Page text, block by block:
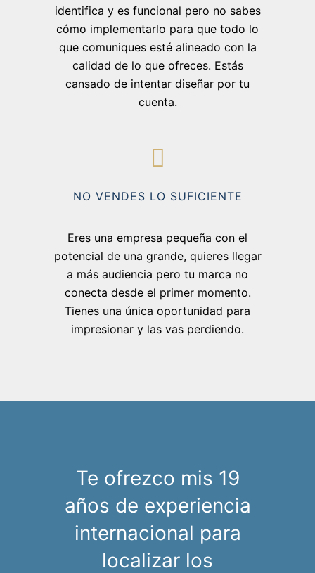
identifica y es funcional pero no sabes
cómo implementarlo para que todo lo
que comuniques esté alineado con la
calidad de lo que ofreces. Estás
cansado de intentar diseñar por tu
cuenta.
NO VENDES LO SUFICIENTE
Eres una empresa pequeña con el
potencial de una grande, quieres llegar
a más audiencia pero tu marca no
conecta desde el primer momento.
Tienes una única oportunidad para
impresionar y las vas perdiendo.
Te ofrezco mis 19
años de experiencia
internacional para
localizar los